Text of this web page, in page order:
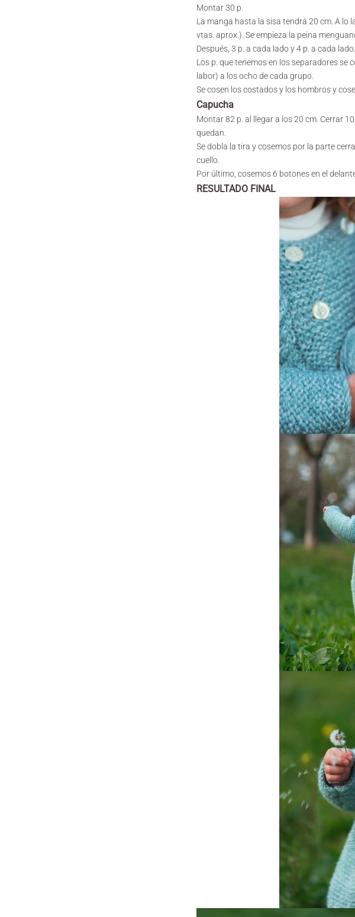
Montar 30 p.
La manga hasta la sisa tendrá 20 cm. A lo
vtas. aprox.). Se empieza la peina
Después, 3 p. a cada lado y 4 p. a cada
Los p. que tenemos en los separadores se
labor) a los ocho de cada grupo.
Se cosen los costados y los hombros y
Capucha
Montar 82 p. al llegar a los 20 cm. Cerrar
quedan.
Se dobla la tira y cosemos por la parte
cuello.
Por último, cosemos 6 botones en el
RESULTADO FINAL